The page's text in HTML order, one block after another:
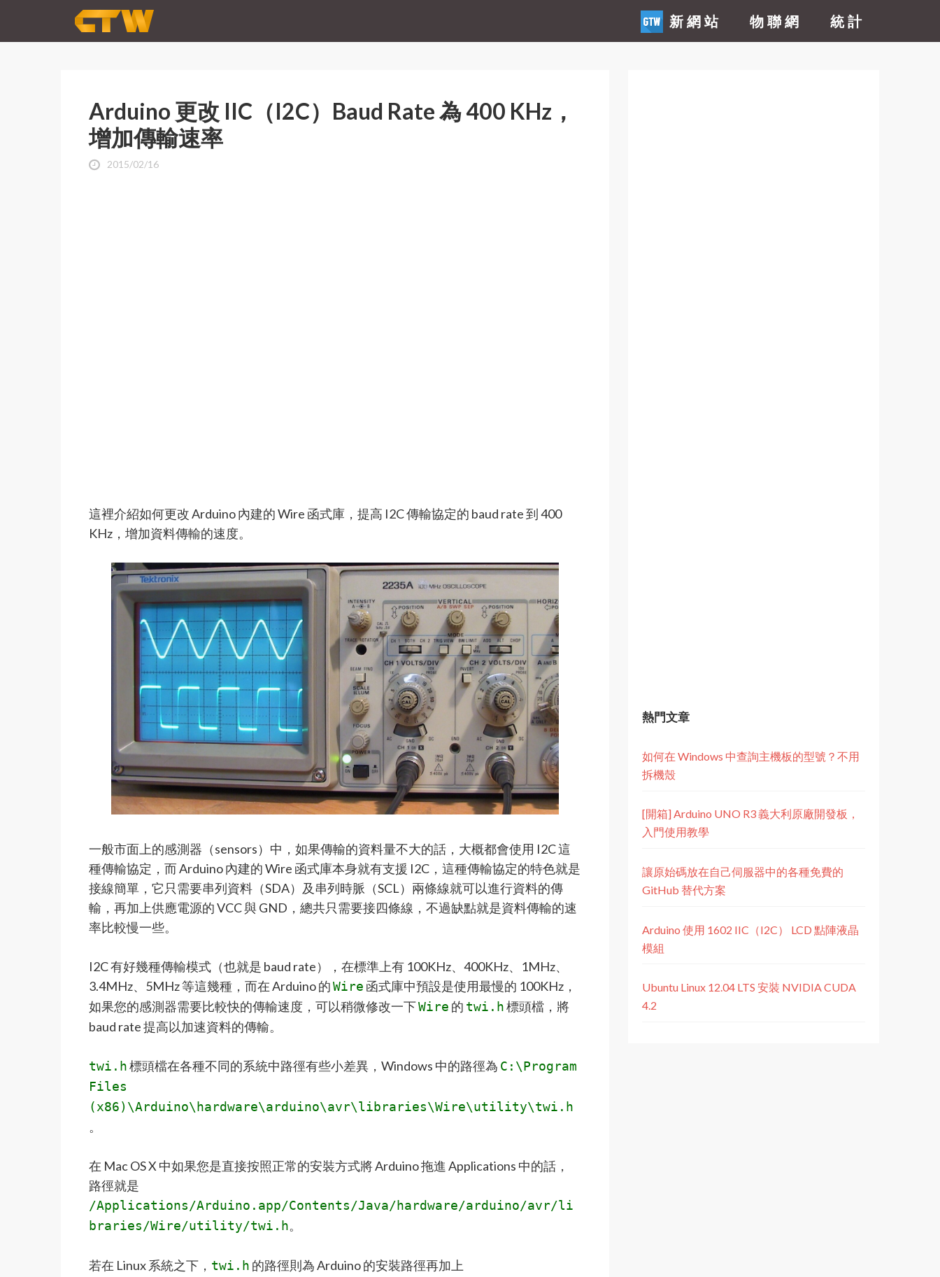
新網站 物聯網 統計
Arduino 更改 IIC（I2C）Baud Rate 為 400 KHz，
增加傳輸速率
2015/02/16
這裡介紹如何更改 Arduino 內建的 Wire 函式庫，提高 I2C 傳輸協定的 baud rate 到 400
KHz，增加資料傳輸的速度。
一般市面上的感測器（sensors）中，如果傳輸的資料量不大的話，大概都會使用 I2C 這
種傳輸協定，而 Arduino 內建的 Wire 函式庫本身就有支援 I2C，這種傳輸協定的特色就是
接線簡單，它只需要串列資料（SDA）及串列時脈（SCL）兩條線就可以進行資料的傳
輸，再加上供應電源的 VCC 與 GND，總共只需要接四條線，不過缺點就是資料傳輸的速
率比較慢一些。
I2C 有好幾種傳輸模式（也就是 baud rate），在標準上有 100KHz、400KHz、1MHz、
3.4MHz、5MHz 等這幾種，而在 Arduino 的Wire 函式庫中預設是使用最慢的 100KHz，
如果您的感測器需要比較快的傳輸速度，可以稍微修改一下Wire 的 twi.h標頭檔，將
baud rate 提高以加速資料的傳輸。
twi.h標頭檔在各種不同的系統中路徑有些小差異，Windows 中的路徑為 C:\Program
Files
(x86)\Arduino\hardware\arduino\avr\libraries\Wire\utility\twi.h
。
在 Mac OS X 中如果您是直接按照正常的安裝方式將 Arduino 拖進 Applications 中的話，
路徑就是
/Applications/Arduino.app/Contents/Java/hardware/arduino/avr/li
braries/Wire/utility/twi.h。
若在 Linux 系統之下， twi.h 的路徑則為 Arduino 的安裝路徑再加上
熱門文章
如何在 Windows 中查詢主機板的型號？不用
拆機殼
[開箱] Arduino UNO R3 義大利原廠開發板，
入門使用教學
讓原始碼放在自己伺服器中的各種免費的
GitHub 替代方案
Arduino 使用 1602 IIC（I2C） LCD 點陣液晶
模組
Ubuntu Linux 12.04 LTS 安裝 NVIDIA CUDA
4.2